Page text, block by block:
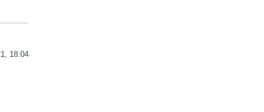
18:04